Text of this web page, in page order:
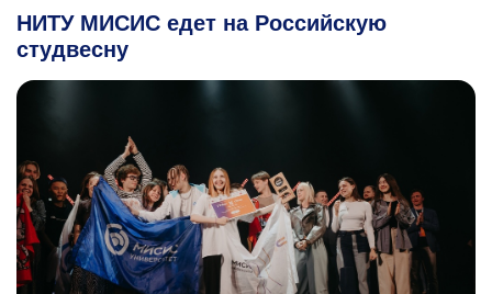
НИТУ МИСИС едет на Российскую
студвесну